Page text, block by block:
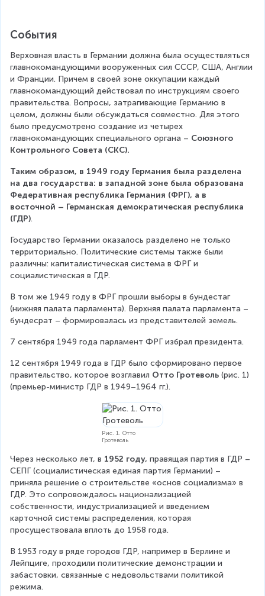
События
Верховная власть в Германии должна была осуществляться
главнокомандующими вооруженных сил СССР, США, Англии
и Франции. Причем в своей зоне оккупации каждый
главнокомандующий действовал по инструкциям своего
правительства. Вопросы, затрагивающие Германию в
целом, должны были обсуждаться совместно. Для этого
было предусмотрено создание из четырех
главнокомандующих специального органа – Союзного
Контрольного Совета (СКС).
Таким образом, в 1949 году Германия была разделена
на два государства: в западной зоне была образована
Федеративная республика Германия (ФРГ), а в
восточной – Германская демократическая республика
(ГДР).
Государство Германии оказалось разделено не только
территориально. Политические системы также были
различны: капиталистическая система в ФРГ и
социалистическая в ГДР.
В том же 1949 году в ФРГ прошли выборы в бундестаг
(нижняя палата парламента). Верхняя палата парламента –
бундесрат – формировалась из представителей земель.
7 сентября 1949 года парламент ФРГ избрал президента.
12 сентября 1949 года в ГДР было сформировано первое
правительство, которое возглавил Отто Гротеволь (рис. 1)
(премьер-министр ГДР в 1949–1964 гг.).
Рис. 1. Отто
Гротеволь
Через несколько лет, в 1952 году, правящая партия в ГДР –
СЕПГ (социалистическая единая партия Германии) –
приняла решение о строительстве «основ социализма» в
ГДР. Это сопровождалось национализацией
собственности, индустриализацией и введением
карточной системы распределения, которая
просуществовала вплоть до 1958 года.
В 1953 году в ряде городов ГДР, например в Берлине и
Лейпциге, проходили политические демонстрации и
забастовки, связанные с недовольствами политикой
режима.